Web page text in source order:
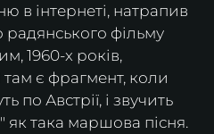
в інтернеті, натрапив
радянського фільму
1960-х років,
є фрагмент, коли
по Австрії, і звучить
як така маршова пісня.